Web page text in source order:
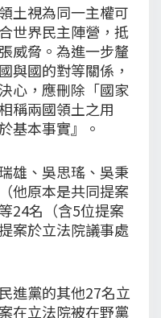
土視為同一主權可
世界民主陣營，抵
威脅。為進一步釐
與國的對等關係，
心，應刪除「國家
稱兩國領土之用
基本事實』。
雄、吳思瑤、吳秉
他原本是共同提案
24名（含5位提案
案於立法院議事處
進黨的其他27名立
在立法院被在野黨